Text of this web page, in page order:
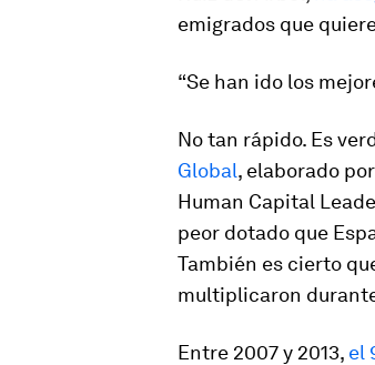
emigrados que
“Se han ido los
No tan rápido. Es
Global, elaborado
Human Capital
peor dotado que
También es cierto
multiplicaron
Entre 2007 y 2013, el